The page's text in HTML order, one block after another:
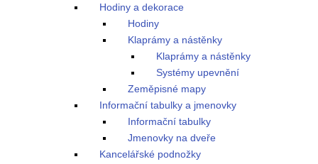
Hodiny a dekorace
Hodiny
Klaprámy a nástěnky
Klaprámy a nástěnky
Systémy upevnění
Zeměpisné mapy
Informační tabulky a jmenovky
Informační tabulky
Jmenovky na dveře
Kancelářské podnožky